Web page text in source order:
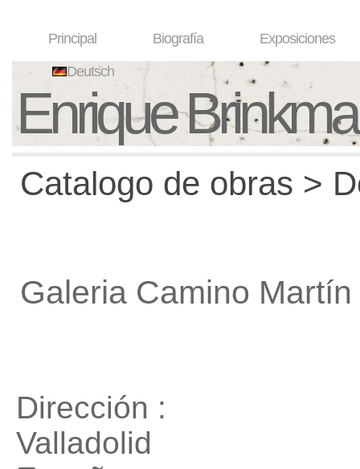
Principal Biografía Exposiciones
Deutsch
Enrique
Catalogo de obras >
Galeria Camino Martín
Dirección :
Valladolid